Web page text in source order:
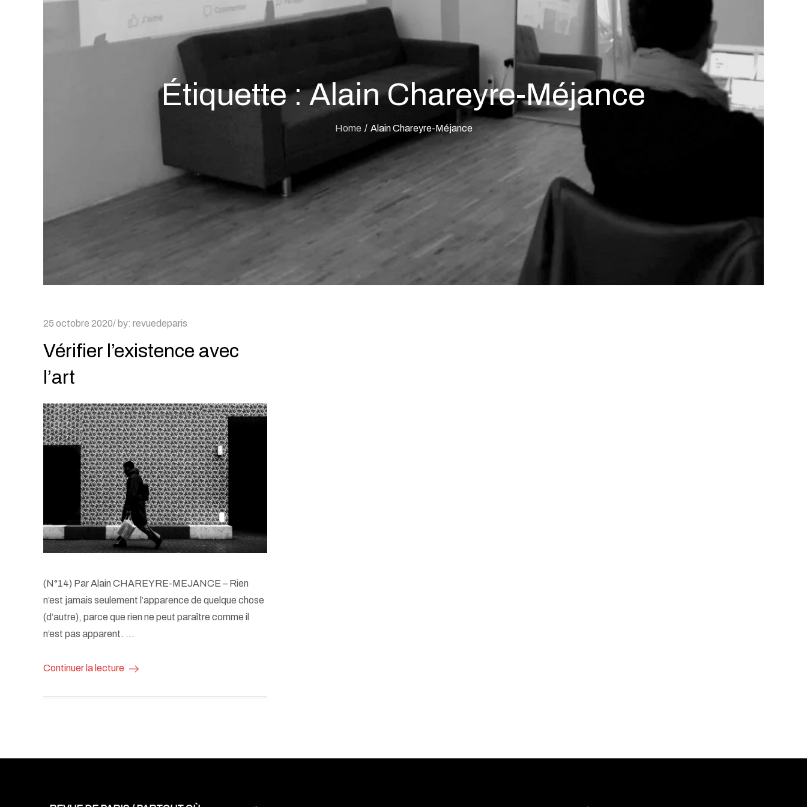
Étiquette :Alain Chareyre-Méjance
Home Alain Chareyre-Méjance
Posted
25 octobre 2020 by: revuedeparis
Vérifier l’existence avec
l’art
(N°14) Par Alain CHAREYRE-MEJANCE – Rien
n’est jamais seulement l’apparence de quelque chose
(d’autre), parce que rien ne peut paraître comme il
n’est pas apparent. …
Continuer la lecture